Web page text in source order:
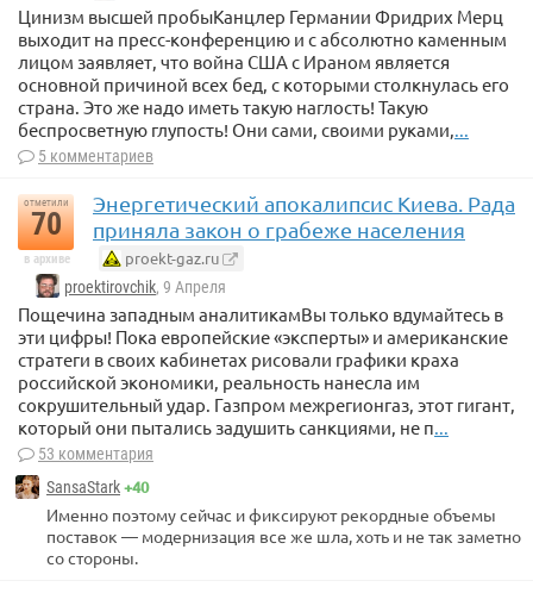
Цинизм высшей пробыКанцлер Германии Фридрих Мерц
выходит на пресс-конференцию и с абсолютно каменным
лицом заявляет, что война США с Ираном является
основной причиной всех бед, с которыми столкнулась его
страна. Это же надо иметь такую наглость! Такую
беспросветную глупость! Они сами, своими руками,
5 комментариев
отметили
70
в архиве
Энергетический апокалипсис Киева. Рада
приняла закон о грабеже населения
proekt-gaz.ru
proektirovchik, 9 Апреля
Пощечина западным аналитикамВы только вдумайтесь в
эти цифры! Пока европейские «эксперты» и американские
стратеги в своих кабинетах рисовали графики краха
российской экономики, реальность нанесла им
сокрушительный удар. Газпром межрегионгаз, этот гигант,
который они пытались задушить санкциями, не п...
53 комментария
SansaStark+40
Именно поэтому сейчас и фиксируют рекордные объемы
поставок — модернизация все же шла, хоть и не так заметно
со стороны.